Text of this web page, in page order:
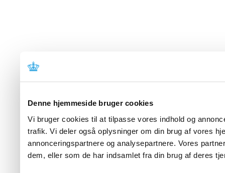
Denne hjemmeside bruger cookies
Vi bruger cookies til at tilpasse vores indhold og
trafik. Vi deler også oplysninger om din brug af vores
annonceringspartnere og analysepartnere. Vores
dem, eller som de har indsamlet fra din brug af deres